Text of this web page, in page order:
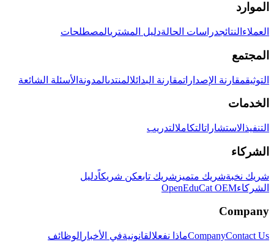
الموارد
العملاء النتائجدراسات الحالةدليل المشتريالمصطلحات
المجتمع
التوثيقمقارنة الإصداراتمقارنة البدائلالمنتدىالمدونة الأسئلة الشائعة
الخدمات
التنفيذ الاستشاراتالتكاملالتدريب
الشركاء
شريك نخبةشريك متميز شريك تابعكن شريكاًدليل
الشركاءOpenEduCat OEM
Company
CompanyContact Us ماذا نفعلالقانونيةفي الأخبار الوظائف